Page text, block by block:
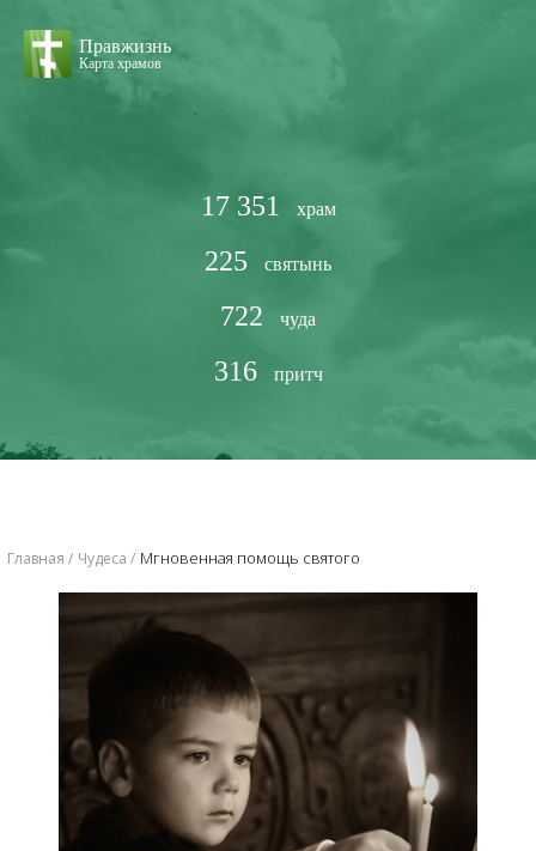
Правжизнь
Карта храмов
17 351 храм
225 святынь
722 чуда
316 притч
Главная Чудеса Мгновенная помощь святого